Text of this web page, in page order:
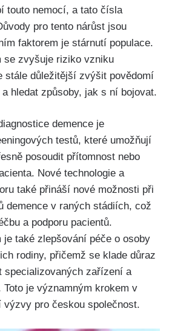
touto nemocí, a tato čísla
pro tento nárůst jsou
faktorem je stárnutí populace.
se zvyšuje riziko vzniku
stále důležitější zvýšit povědomí
hledat způsoby, jak s ní bojovat.
demence je
testů, které umožňují
posoudit přítomnost nebo
Nové technologie a
také přináší nové možnosti při
demence v raných stádiích, což
a podporu pacientů.
je také zlepšování péče o osoby
rodiny, přičemž se klade důraz
specializovaných zařízení a
Toto je významným krokem v
pro českou společnost.